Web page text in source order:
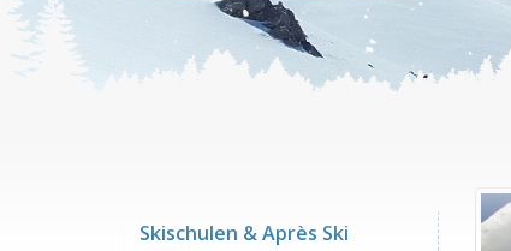
Skischulen & Après Ski